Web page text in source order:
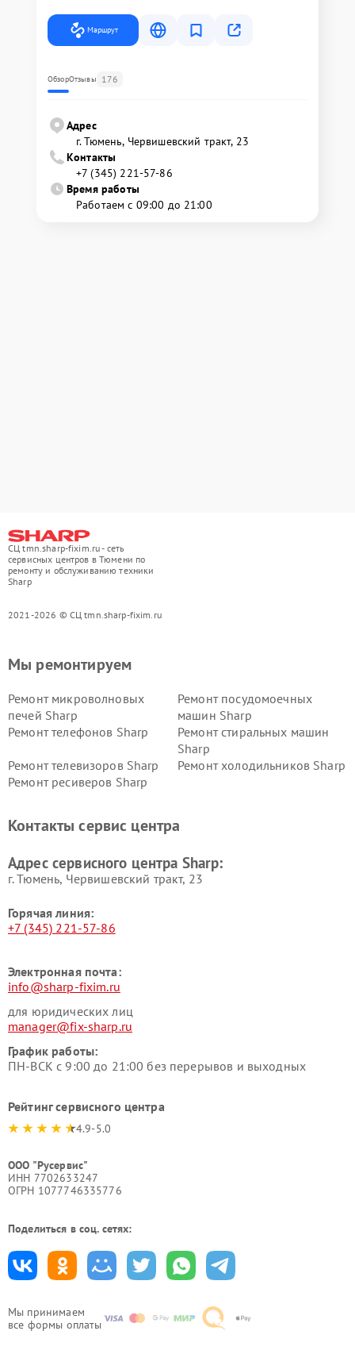
Маршрут
ОбзорОтзывы 176
Адрес
г. Тюмень, ​Червишевский тракт, 23
Контакты
+7 (345) 221-57-86
Время работы
Работаем с 09:00 до 21:00
СЦ tmn.sharp-fixim.ru - сеть
сервисных центров в Тюмени по
ремонту и обслуживанию техники
Sharp
2021-2026 © СЦ tmn.sharp-fixim.ru
Мы принимаем
все формы оплаты
Мы ремонтируем
Ремонт микроволновых
печей Sharp
Ремонт посудомоечных
машин Sharp
Ремонт телефонов Sharp
Ремонт стиральных машин
Sharp
Ремонт телевизоров Sharp
Ремонт холодильников Sharp
Ремонт ресиверов Sharp
Контакты сервис центра
Адрес сервисного центра Sharp:
г. Тюмень, ​Червишевский тракт, 23
Горячая линия:
+7 (345) 221-57-86
Электронная почта:
info@sharp-fixim.ru
для юридических лиц
manager@fix-sharp.ru
График работы:
ПН-ВСК с 9:00 до 21:00 без перерывов и выходных
Рейтинг сервисного центра
4.9-5.0
ООО "Русервис"
ИНН 7702633247
ОГРН 1077746335776
Поделиться в соц. сетях: